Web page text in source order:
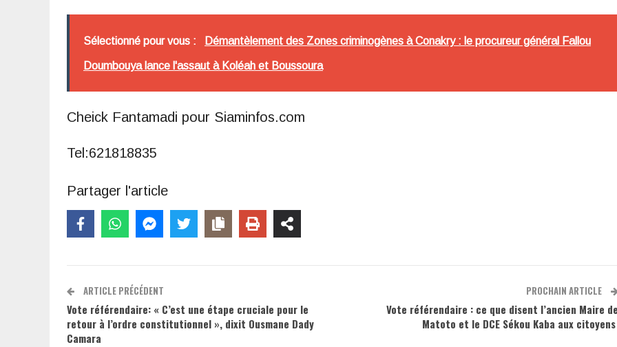
Sélectionné pour vous : Démantèlement des Zones criminogènes à Conakry : le procureur général Fallou
Doumbouya lance l'assaut à Koléah et Boussoura
Cheick Fantamadi pour Siaminfos.com
Tel:621818835
Partager l'article
ARTICLE PRÉCÉDENT
Vote référendaire: « C’est une étape cruciale pour le
retour à l’ordre constitutionnel », dixit Ousmane Dady
Camara
PROCHAIN ARTICLE
Vote référendaire : ce que disent l’ancien Maire
Matoto et le DCE Sékou Kaba aux